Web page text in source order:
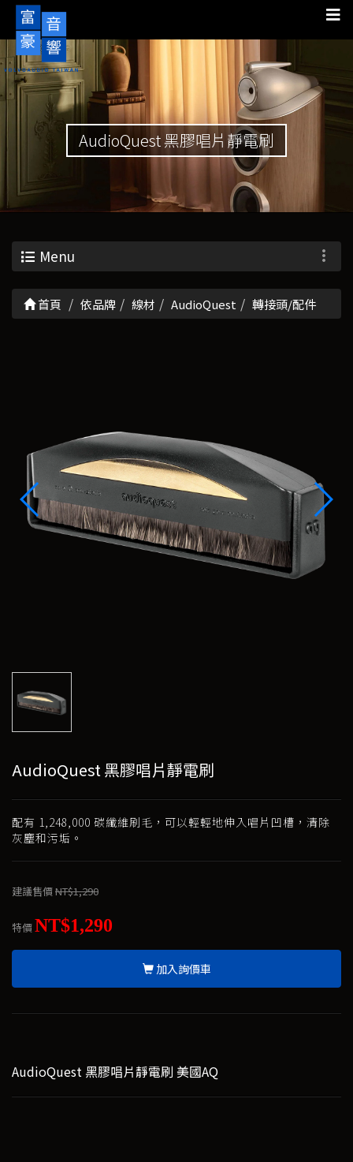
AudioQuest 黑膠唱片靜電刷
Menu
首頁 依品牌 線材 AudioQuest 轉接頭/配件
AudioQuest 黑膠唱片靜電刷
配有 1,248,000 碳纖維刷毛，可以輕輕地伸入唱片凹槽，清除
灰塵和污垢。
建議售價NT$1,290
特價NT$1,290
加入詢價車
AudioQuest 黑膠唱片靜電刷 美國AQ